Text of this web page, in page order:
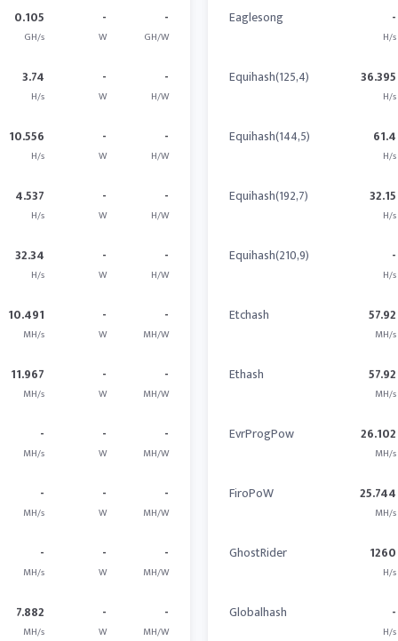
0.105
GH/s
-
W
-
GH/W
3.74
H/s
-
W
-
H/W
10.556
H/s
-
W
-
H/W
4.537
H/s
-
W
-
H/W
32.34
H/s
-
W
-
H/W
10.491
MH/s
-
W
-
MH/W
11.967
MH/s
-
W
-
MH/W
-
MH/s
-
W
-
MH/W
-
MH/s
-
W
-
MH/W
-
MH/s
-
W
-
MH/W
7.882
MH/s
-
W
-
MH/W
Eaglesong -
H/s
Equihash(125,4) 36.395
H/s
Equihash(144,5) 61.4
H/s
Equihash(192,7) 32.15
H/s
Equihash(210,9) -
H/s
Etchash 57.92
MH/s
Ethash 57.92
MH/s
EvrProgPow 26.102
MH/s
FiroPoW 25.744
MH/s
GhostRider 1260
H/s
Globalhash -
H/s